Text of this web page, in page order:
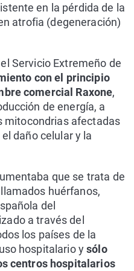
en la pérdida de la
atrofia (degeneración)
Servicio Extremeño de
con el principio
comercial Raxone,
de energía, a
mitocondrias afectadas
daño celular y la
que se trata de
huérfanos,
del
a través del
los países de la
hospitalario ysólo
centros hospitalarios